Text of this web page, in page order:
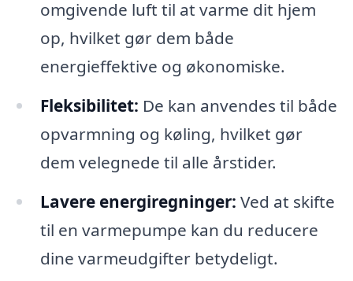
omgivende luft til at varme dit hjem
op, hvilket gør dem både
energieffektive og økonomiske.
Fleksibilitet: De kan anvendes til både
opvarmning og køling, hvilket gør
dem velegnede til alle årstider.
Lavere energiregninger: Ved at skifte
til en varmepumpe kan du reducere
dine varmeudgifter betydeligt.